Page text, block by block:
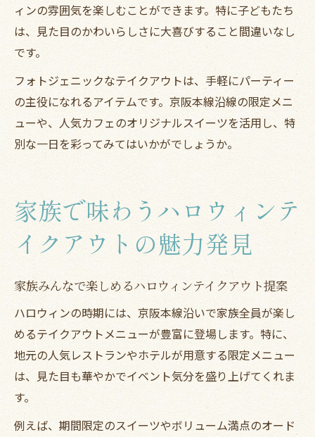
ィンの雰囲気を楽しむことができます。特に子どもたち
は、見た目のかわいらしさに大喜びすること間違いなし
です。
フォトジェニックなテイクアウトは、手軽にパーティー
の主役になれるアイテムです。京阪本線沿線の限定メニ
ューや、人気カフェのオリジナルスイーツを活用し、特
別な一日を彩ってみてはいかがでしょうか。
家族で味わうハロウィンテ
イクアウトの魅力発見
家族みんなで楽しめるハロウィンテイクアウト提案
ハロウィンの時期には、京阪本線沿いで家族全員が楽し
めるテイクアウトメニューが豊富に登場します。特に、
地元の人気レストランやホテルが用意する限定メニュー
は、見た目も華やかでイベント気分を盛り上げてくれま
す。
例えば、期間限定のスイーツやボリューム満点のオード